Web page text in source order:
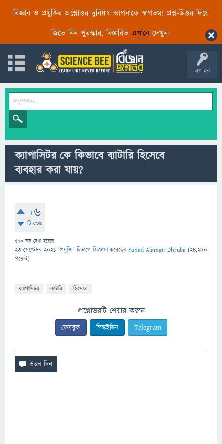
বিজ্ঞান ও প্রযুক্তির প্রশ্নোত্তর দুনিয়ায় আপনাকে স্বাগতম! প্রশ্ন-উত্তর দিয়ে
জিতে নিন পুরস্কার, বিস্তারিত এখানেদেখুন।
লগ ইন
ক্যাপাসিটর কে কিভাবে ব্যাটারি হিসেবে
ব্যবহার করা যায়?
+6
টি ভোট
570 বার দেখা হয়েছে
23 সেপ্টেম্বর 2021 "প্রযুক্তি" বিভাগে জিজ্ঞাসাকরেছেনFahad Alamgir Dhruba (24,290
পয়েন্ট)
ক্যাপাসিটর ব্যাটারি হিসেবে
প্রশ্নোত্তরটি শেয়ার করুন
ফেসবুক লিঙ্কইডিন Telegram